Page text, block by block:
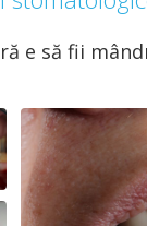
e să fii